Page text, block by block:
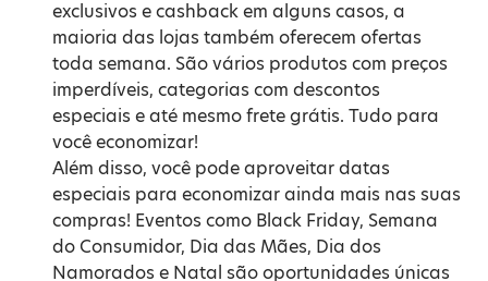
exclusivos e cashback em alguns casos, a
maioria das lojas também oferecem ofertas
toda semana. São vários produtos com preços
imperdíveis, categorias com descontos
especiais e até mesmo frete grátis. Tudo para
você economizar!
Além disso, você pode aproveitar datas
especiais para economizar ainda mais nas suas
compras! Eventos como Black Friday, Semana
do Consumidor, Dia das Mães, Dia dos
Namorados e Natal são oportunidades únicas